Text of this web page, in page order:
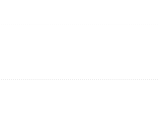
свойствами микрофлиса изнутри.